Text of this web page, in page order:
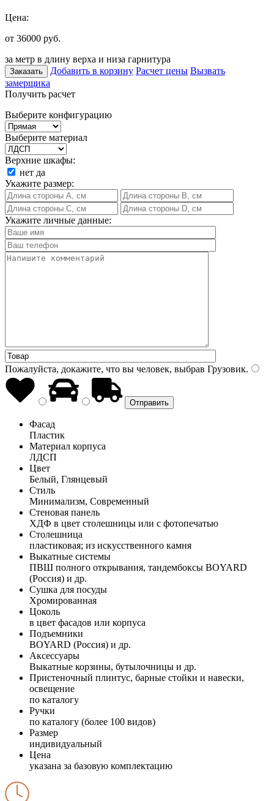
Цена:
от 36000 руб.
за метр в длину верха и низа гарнитура
Заказать Добавить в корзину Расчет цены Вызвать
замерщика
Получить расчет
Выберите конфигурацию
Выберите материал
Верхние шкафы:
нет да
Укажите размер:
Укажите личные данные:
Пожалуйста, докажите, что вы человек, выбрав Грузовик.
Фасад
Пластик
Материал корпуса
ЛДСП
Цвет
Белый, Глянцевый
Стиль
Минимализм, Современный
Стеновая панель
ХДФ в цвет столешницы или с фотопечатью
Столешница
пластиковая; из искусственного камня
Выкатные системы
ПВШ полного открывания, тандембоксы BOYARD
(Россия) и др.
Сушка для посуды
Хромированная
Цоколь
в цвет фасадов или корпуса
Подъемники
BOYARD (Россия) и др.
Аксессуары
Выкатные корзины, бутылочницы и др.
Пристеночный плинтус, барные стойки и навески,
освещение
по каталогу
Ручки
по каталогу (более 100 видов)
Размер
индивидуальный
Цена
указана за базовую комплектацию